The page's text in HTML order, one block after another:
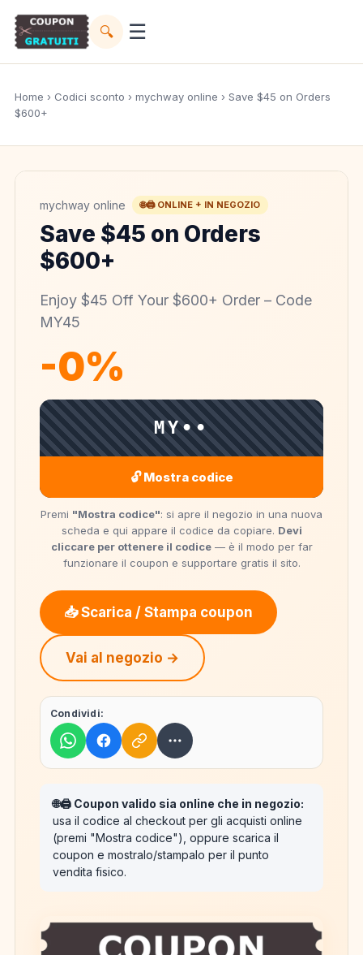
🔍 ☰
Home › Codici sconto › mychway online › Save $45 on Orders
$600+
mychway online 🌐🖨️ ONLINE + IN NEGOZIO
Save $45 on Orders
$600+
Enjoy $45 Off Your $600+ Order – Code
MY45
-0%
MY••
🔓 Mostra codice
Premi "Mostra codice": si apre il negozio in una nuova
scheda e qui appare il codice da copiare. Devi
cliccare per ottenere il codice— è il modo per far
funzionare il coupon e supportare gratis il sito.
📥 Scarica / Stampa coupon
Vai al negozio →
Condividi:
🌐🖨️ Coupon valido sia online che in negozio:
usa il codice al checkout per gli acquisti online
(premi "Mostra codice"), oppure scarica il
coupon e mostralo/stampalo per il punto
vendita fisico.